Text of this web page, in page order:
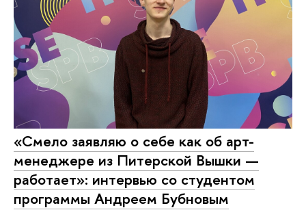
«Смело заявляю о себе как об арт-
менеджере из Питерской Вышки —
работает»: интервью со студентом
программы Андреем Бубновым